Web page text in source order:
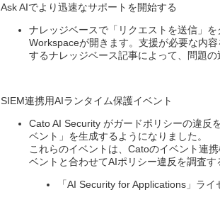
Ask AIでより迅速なサポートを開始する​
ナレッジベースで「リクエストを送信」
Workspaceが開きます。支援が必要な内
するナレッジベース記事によって、問題の
SIEM連携用AIランタイム保護イベント
Cato AI Security がガードポリシーの違反
ベント」を生成するようになりました。​
これらのイベントは、Catoのイベント連
ベントと合わせてAIポリシー違反を調査す
「AI Security for Applications」ライ